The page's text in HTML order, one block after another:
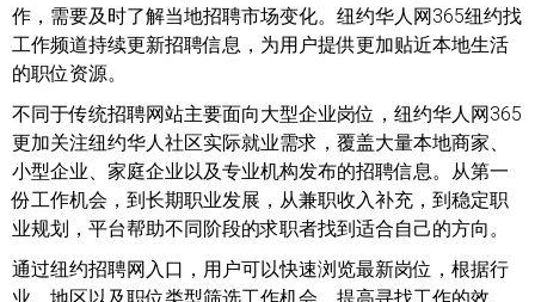
作，需要及时了解当地招聘市场变化。纽约华人网365纽约找
工作频道持续更新招聘信息，为用户提供更加贴近本地生活
的职位资源。
不同于传统招聘网站主要面向大型企业岗位，纽约华人网365
更加关注纽约华人社区实际就业需求，覆盖大量本地商家、
小型企业、家庭企业以及专业机构发布的招聘信息。从第一
份工作机会，到长期职业发展，从兼职收入补充，到稳定职
业规划，平台帮助不同阶段的求职者找到适合自己的方向。
通过纽约招聘网入口，用户可以快速浏览最新岗位，根据行
业、地区以及职位类型筛选工作机会，提高寻找工作的效